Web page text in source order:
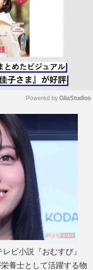
Powered by GliaStudios
ビ小説『おむすび』
養士として活躍する物